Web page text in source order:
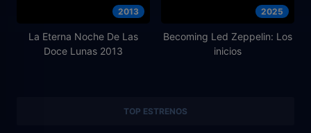
2013
La Eterna Noche De Las
Doce Lunas 2013
2025
Becoming Led Zeppelin: Los
inicios
TOP ESTRENOS